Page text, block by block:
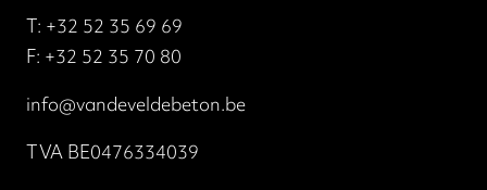
T:+32 52 35 69 69
F: +32 52 35 70 80
info@vandeveldebeton.be
TVA BE0476334039